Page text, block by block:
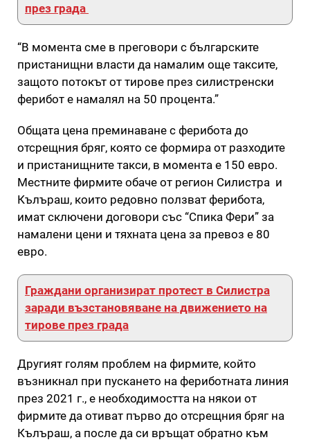
през града
“В момента сме в преговори с българските
пристанищни власти да намалим още таксите,
защото потокът от тирове през силистренски
ферибот е намалял на 50 процента.”
Общата цена преминаване с ферибота до
отсрещния бряг, която се формира от разходите
и пристанищните такси, в момента е 150 евро.
Местните фирмите обаче от регион Силистра и
Кълъраш, които редовно ползват ферибота,
имат сключени договори със “Спика Фери” за
намалени цени и тяхната цена за превоз е 80
евро.
Граждани организират протест в Силистра
заради възстановяване на движението на
тирове през града
Другият голям проблем на фирмите, който
възникнал при пускането на фериботната линия
през 2021 г., е необходимостта на някои от
фирмите да отиват първо до отсрещния бряг на
Кълъраш, а после да си връщат обратно към